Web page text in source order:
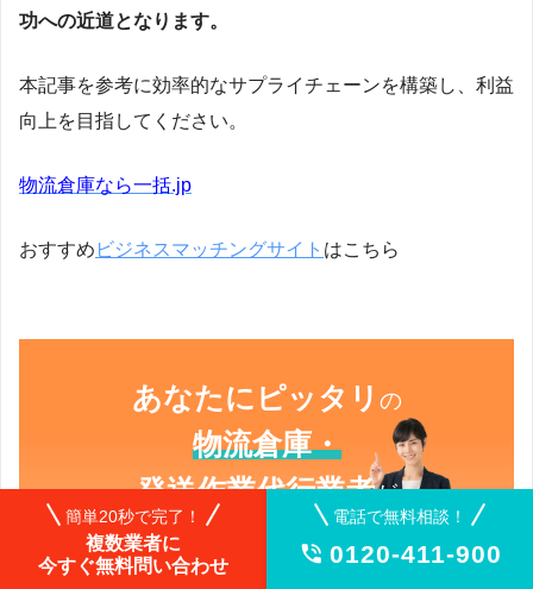
功への近道となります。
本記事を参考に効率的なサプライチェーンを構築し、利益
向上を目指してください。
物流倉庫なら一括.jp
おすすめ ビジネスマッチングサイト はこちら
あなたにピッタリ の
物流倉庫・
発送作業代行業者が
すぐに 見つかる！
簡単20秒で完了！
複数業者に
今すぐ無料問い合わせ
電話で無料相談！
 0120-411-900